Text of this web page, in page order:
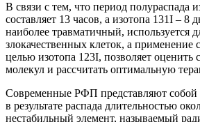
В связи с тем, что период полураспада
составляет 13 часов, а изотопа 131Ι – 8
наиболее травматичный, используется
злокачественных клеток, а применение
целью изотопа 123Ι, позволяет оценить
молекул и рассчитать оптимальную
Современные РФП представляют
в результате распада длительностью
нестабильный элемент, называемый